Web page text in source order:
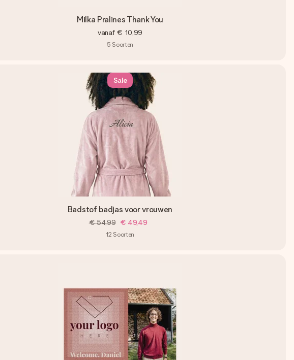
Milka Pralines Thank You
vanaf € 10,99
5 Soorten
Sale
Badstof badjas voor vrouwen
€ 54,99 € 49,49
12 Soorten